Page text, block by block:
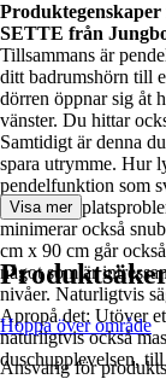
Produktegenskaper
SETTE från
Tillsammans är
ditt badrumshörn till
dörren öppnar sig åt
vänster. Du hittar
Samtidigt är denna
spara utrymme. Hur
pendelfunktion som
eventuella
minimerar också
cm x 90 cm går
något som är
nivåer. Naturligtvis
Apropå det: Utöver
naturligtvis också
duschupplevelsen,
Visa mer
Hoppa över område
Ansvarig för